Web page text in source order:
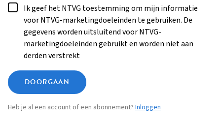
Ik geef het NTVG toestemming om mijn informatie
voor NTVG-marketingdoeleinden te gebruiken. De
gegevens worden uitsluitend voor NTVG-
marketingdoeleinden gebruikt en worden niet aan
derden verstrekt
DOORGAAN
Heb je al een account of een abonnement? Inloggen